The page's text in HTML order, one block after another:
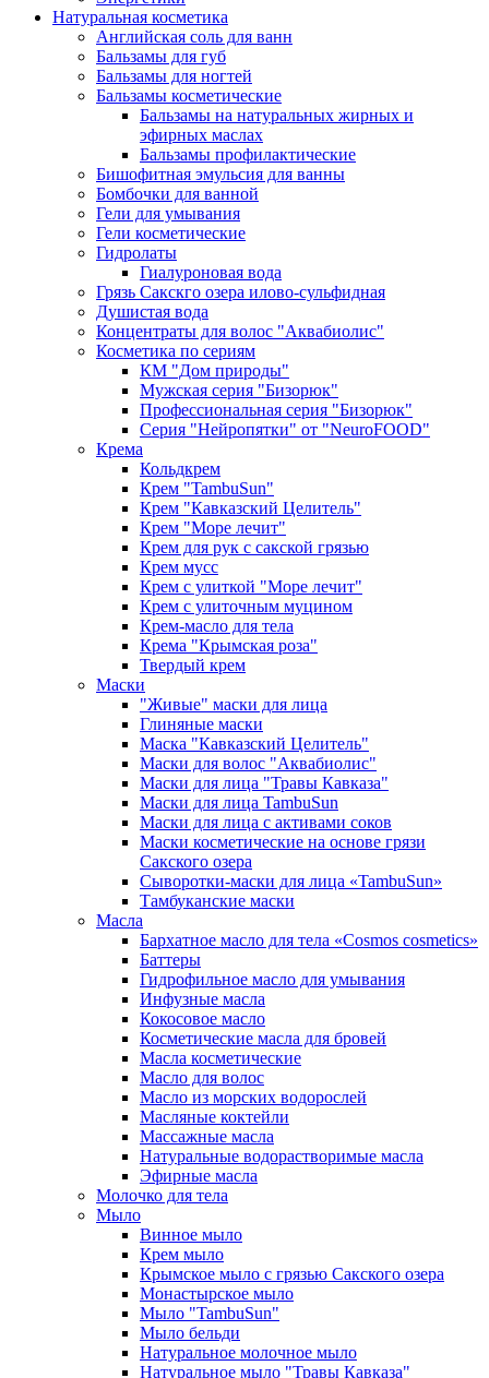
Натуральная косметика
Английская соль для ванн
Бальзамы для губ
Бальзамы для ногтей
Бальзамы косметические
Бальзамы на натуральных жирных и
эфирных маслах
Бальзамы профилактические
Бишофитная эмульсия для ванны
Бомбочки для ванной
Гели для умывания
Гели косметические
Гидролаты
Гиалуроновая вода
Грязь Сакскго озера илово-сульфидная
Душистая вода
Концентраты для волос "Аквабиолис"
Косметика по сериям
КМ "Дом природы"
Мужская серия "Бизорюк"
Профессиональная серия "Бизорюк"
Серия "Нейропятки" от "NeuroFOOD"
Крема
Кольдкрем
Крем "TambuSun"
Крем "Кавказский Целитель"
Крем "Море лечит"
Крем для рук с сакской грязью
Крем мусс
Крем с улиткой "Море лечит"
Крем с улиточным муцином
Крем-масло для тела
Крема "Крымская роза"
Твердый крем
Маски
"Живые" маски для лица
Глиняные маски
Маска "Кавказский Целитель"
Маски для волос "Аквабиолис"
Маски для лица "Травы Кавказа"
Маски для лица TambuSun
Маски для лица с активами соков
Маски косметические на основе грязи
Сакского озера
Сыворотки-маски для лица «TambuSun»
Тамбуканские маски
Масла
Бархатное масло для тела «Cosmos cosmetics»
Баттеры
Гидрофильное масло для умывания
Инфузные масла
Кокосовое масло
Косметические масла для бровей
Масла косметические
Масло для волос
Масло из морских водорослей
Масляные коктейли
Массажные масла
Натуральные водорастворимые масла
Эфирные масла
Молочко для тела
Мыло
Винное мыло
Крем мыло
Крымское мыло с грязью Сакского озера
Монастырское мыло
Мыло "TambuSun"
Мыло бельди
Натуральное молочное мыло
Натуральное мыло "Травы Кавказа"